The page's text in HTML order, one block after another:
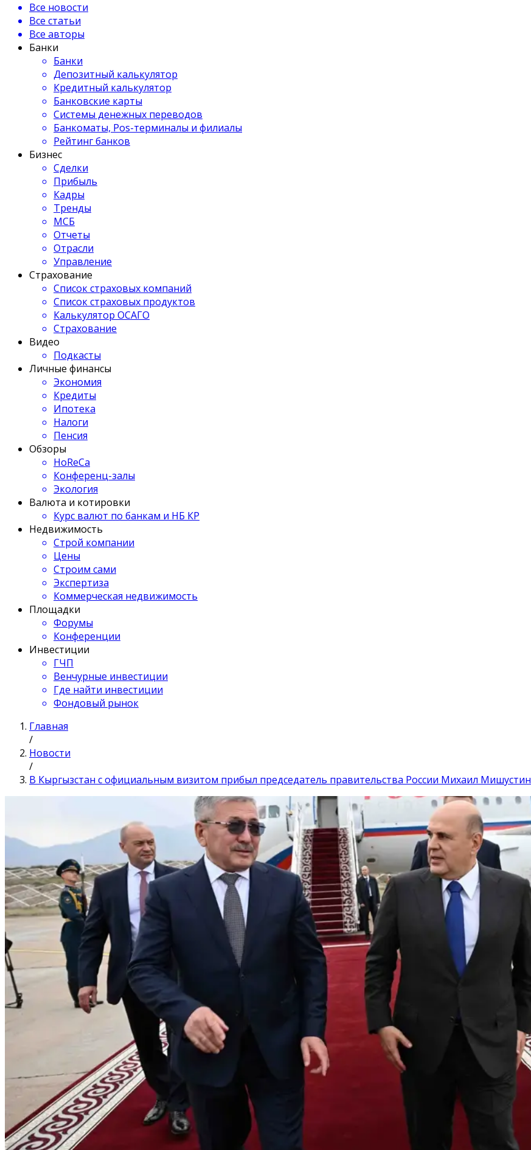
Все новости
Все статьи
Все авторы
Банки
Банки
Депозитный калькулятор
Кредитный калькулятор
Банковские карты
Системы денежных переводов
Банкоматы, Pos-терминалы и филиалы
Рейтинг банков
Бизнес
Сделки
Прибыль
Кадры
Тренды
МСБ
Отчеты
Отрасли
Управление
Страхование
Список страховых компаний
Список страховых продуктов
Калькулятор ОСАГО
Страхование
Видео
Подкасты
Личные финансы
Экономия
Кредиты
Ипотека
Налоги
Пенсия
Обзоры
HoReCa
Конференц-залы
Экология
Валюта и котировки
Курс валют по банкам и НБ КР
Недвижимость
Строй компании
Цены
Строим сами
Экспертиза
Коммерческая недвижимость
Площадки
Форумы
Конференции
Инвестиции
ГЧП
Венчурные инвестиции
Где найти инвестиции
Фондовый рынок
Главная
/
Новости
/
В Кыргызстан с официальным визитом прибыл председатель правительства России Михаил Мишустин